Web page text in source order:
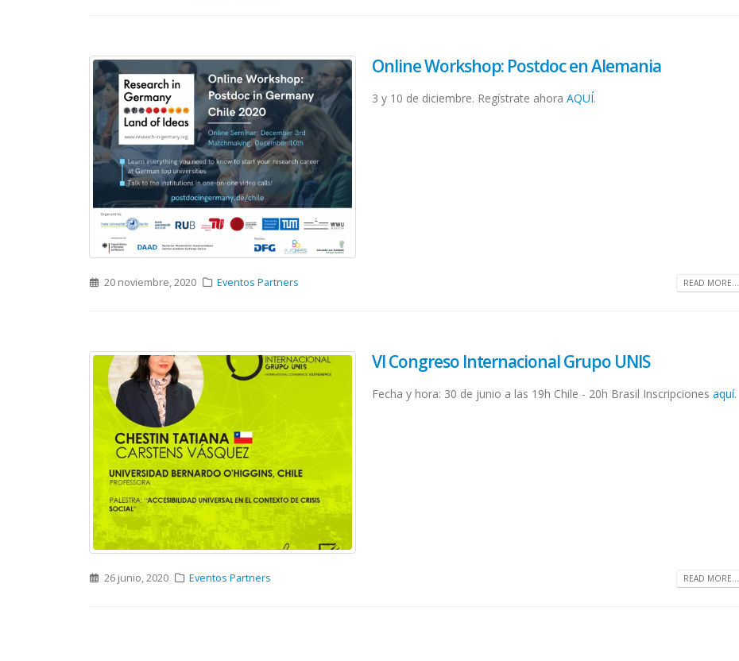
Online Workshop: Postdoc en Alemania
3 y 10 de diciembre. Regístrate ahoraAQUÍ.
20 noviembre, 2020 Eventos Partners READ MORE...
VI Congreso Internacional Grupo UNIS
Fecha y hora: 30 de junio a las 19h Chile - 20h Brasil Inscripcionesaquí.
26 junio, 2020 Eventos Partners READ MORE...